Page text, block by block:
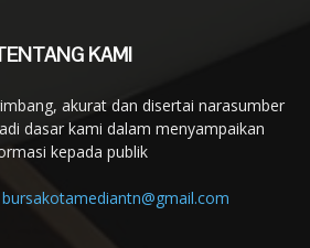
KAMI
akurat dan disertai narasumber
dasar kami dalam menyampaikan
kepada publik
bursakotamediantn@gmail.com